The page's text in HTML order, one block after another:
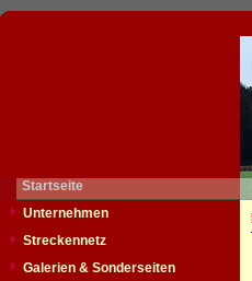
Startseite
Unternehmen
Streckennetz
Galerien & Sonderseiten